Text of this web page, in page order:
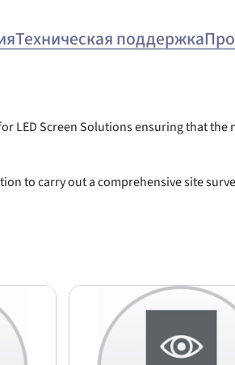
Техническая поддержка
LED Screen Solutions ensuring that
to carry out a comprehensive site